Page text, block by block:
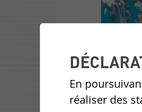
En
réaliser des